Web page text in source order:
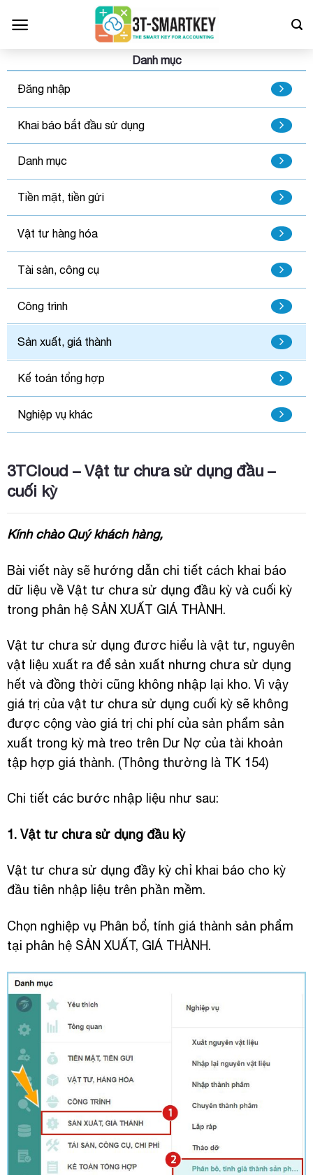
qua
Danh mục
Đăng nhập
Khai báo bắt đầu sử dụng
Danh mục
Tiền mặt, tiền gửi
Vật tư hàng hóa
Tài sản, công cụ
Công trình
Sản xuất, giá thành
Kế toán tổng hợp
Nghiệp vụ khác
3TCloud – Vật tư chưa sử dụng đầu –
cuối kỳ
Kính chào Quý khách hàng,
Bài viết này sẽ hướng dẫn chi tiết cách khai báo
dữ liệu về Vật tư chưa sử dụng đầu kỳ và cuối kỳ
trong phân hệ SẢN XUẤT GIÁ THÀNH.
Vật tư chưa sử dụng đươc hiểu là vật tư, nguyên
vật liệu xuất ra để sản xuất nhưng chưa sử dụng
hết và đồng thời cũng không nhập lại kho. Vì vậy
giá trị của vật tư chưa sử dụng cuối kỳ sẽ không
được cộng vào giá trị chi phí của sản phẩm sản
xuất trong kỳ mà treo trên Dư Nợ của tài khoản
tập hợp giá thành. (Thông thường là TK 154)
Chi tiết các bước nhập liệu như sau:
1. Vật tư chưa sử dụng đầu kỳ
Vật tư chưa sử dụng đầy kỳ chỉ khai báo cho kỳ
đầu tiên nhập liệu trên phần mềm.
Chọn nghiệp vụ Phân bổ, tính giá thành sản phẩm
tại phân hệ SẢN XUẤT, GIÁ THÀNH.